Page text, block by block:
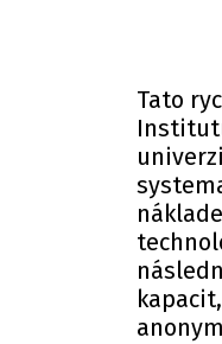
Tato